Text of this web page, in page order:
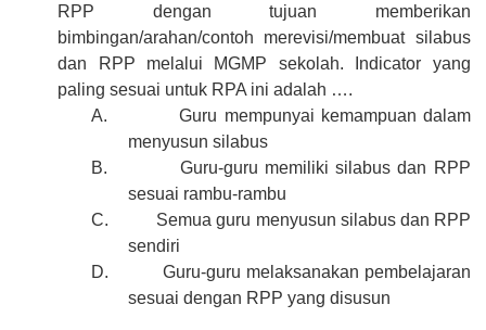
RPP dengan tujuan memberikan
bimbingan/arahan/contoh merevisi/membuat silabus
dan RPP melalui MGMP sekolah. Indicator yang
paling sesuai untuk RPA ini adalah ….
A.
Guru mempunyai kemampuan dalam
menyusun silabus
B.
Guru-guru memiliki silabus dan RPP
sesuai rambu-rambu
C.
Semua guru menyusun silabus dan RPP
sendiri
D.
Guru-guru melaksanakan pembelajaran
sesuai dengan RPP yang disusun